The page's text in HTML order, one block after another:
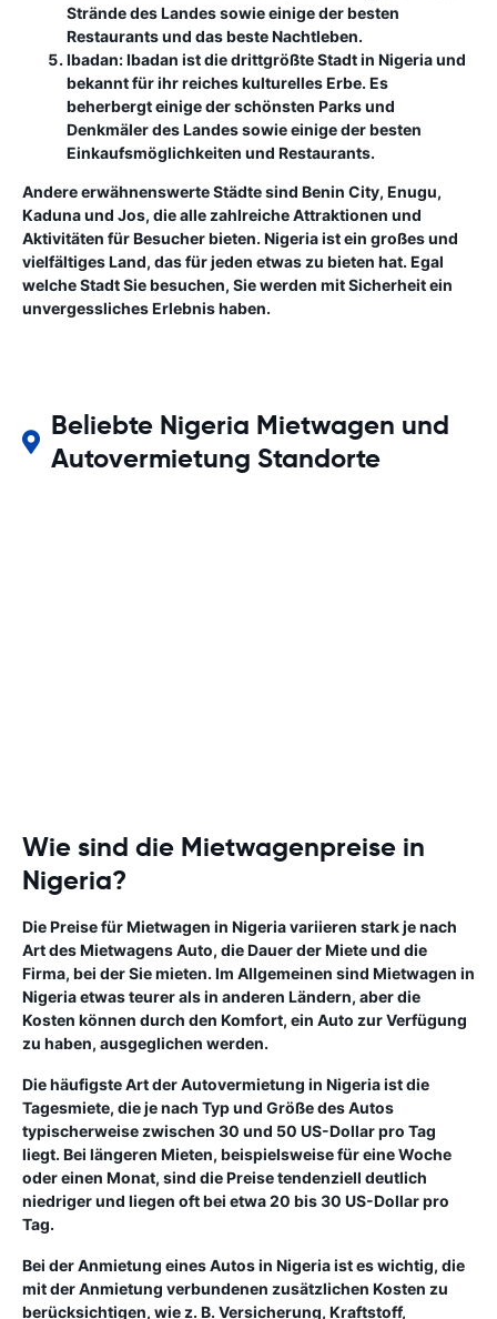
Strände des Landes sowie einige der besten
Restaurants und das beste Nachtleben.
Ibadan:Ibadan ist die drittgrößte Stadt in Nigeria und
bekannt für ihr reiches kulturelles Erbe. Es
beherbergt einige der schönsten Parks und
Denkmäler des Landes sowie einige der besten
Einkaufsmöglichkeiten und Restaurants.
Andere erwähnenswerte Städte sind Benin City, Enugu,
Kaduna und Jos, die alle zahlreiche Attraktionen und
Aktivitäten für Besucher bieten. Nigeria ist ein großes und
vielfältiges Land, das für jeden etwas zu bieten hat. Egal
welche Stadt Sie besuchen, Sie werden mit Sicherheit ein
unvergessliches Erlebnis haben.
Beliebte Nigeria Mietwagen und
Autovermietung Standorte
Wie sind die Mietwagenpreise in
Nigeria?
Die Preise für Mietwagen in Nigeria variieren stark je nach
Art des Mietwagens Auto, die Dauer der Miete und die
Firma, bei der Sie mieten. Im Allgemeinen sind Mietwagen in
Nigeria etwas teurer als in anderen Ländern, aber die
Kosten können durch den Komfort, ein Auto zur Verfügung
zu haben, ausgeglichen werden.
Die häufigste Art der Autovermietung in Nigeria ist die
Tagesmiete, die je nach Typ und Größe des Autos
typischerweise zwischen 30 und 50 US-Dollar pro Tag
liegt. Bei längeren Mieten, beispielsweise für eine Woche
oder einen Monat, sind die Preise tendenziell deutlich
niedriger und liegen oft bei etwa 20 bis 30 US-Dollar pro
Tag.
Bei der Anmietung eines Autos in Nigeria ist es wichtig, die
mit der Anmietung verbundenen zusätzlichen Kosten zu
berücksichtigen, wie z. B. Versicherung, Kraftstoff,